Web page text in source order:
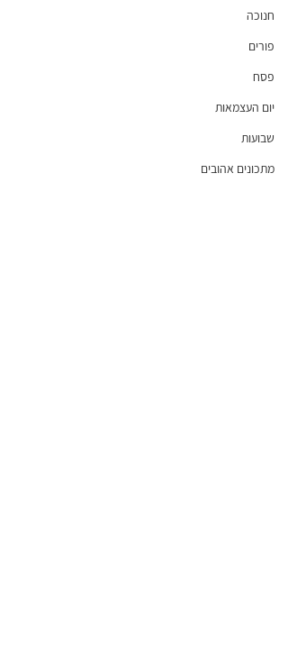
חנוכה
פורים
פסח
יום העצמאות
שבועות
מתכונים אהובים